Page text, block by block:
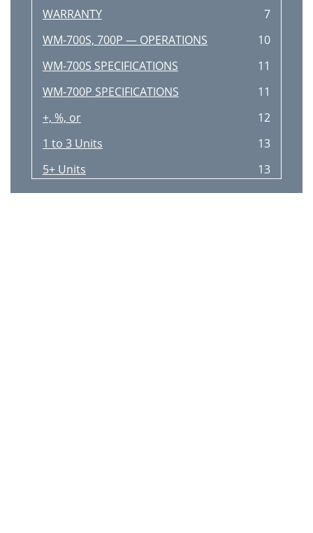
WARRANTY
7
WM-700S, 700P — OPERATIONS
10
WM-700S SPECIFICATIONS
11
WM-700P SPECIFICATIONS
11
+, %, or
12
1 to 3 Units
13
5+ Units
13
DRUM HEAD
14